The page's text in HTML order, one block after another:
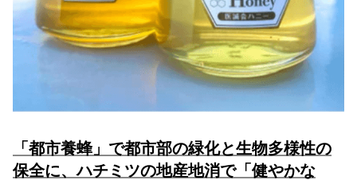
「都市養蜂」で都市部の緑化と生物多様性の
保全に、ハチミツの地産地消で「健やかな